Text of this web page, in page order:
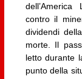
dell’America
contro il
dividendi
morte. Il
letto durante
punto della